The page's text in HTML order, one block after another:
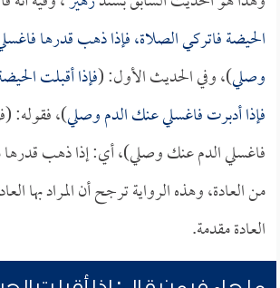
الحيضة فاتركي الصلاة، فإذا ذهب قدرها
وصلي)، وفي الحديث الأول: (فإذا أقبلت
فإذا أدبرت فاغسلي عنك الدم وصلي)، فقوله:
فاغسلي الدم عنك وصلي)، أي: إذا ذهب قدرها
من العادة، وهذه الرواية ترجح أن المراد بها
العادة مقدمة.